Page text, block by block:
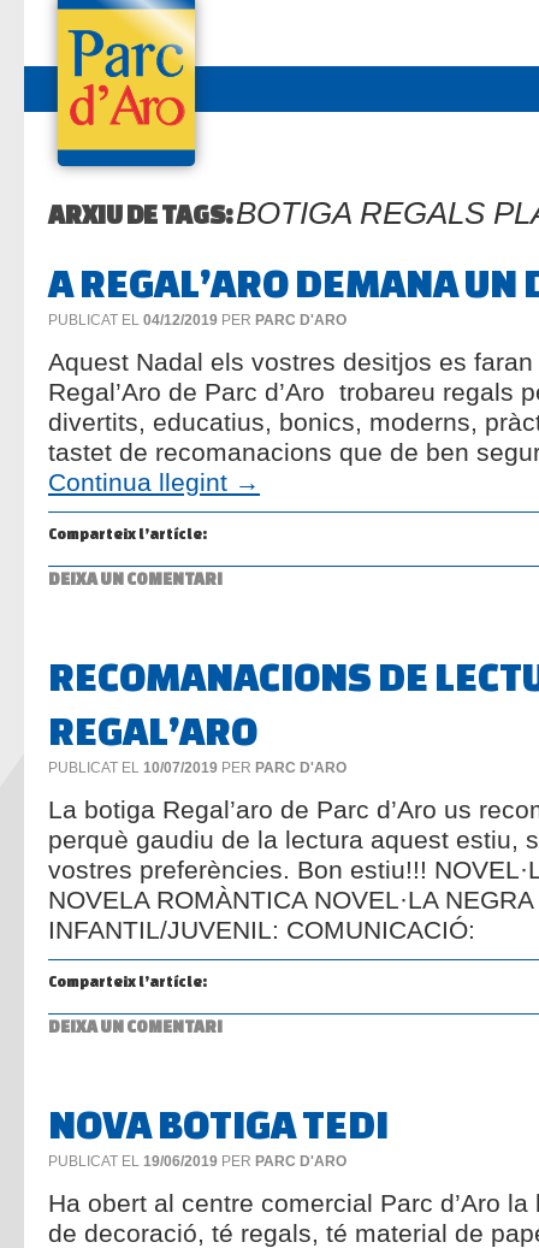
ARXIU DE TAGS:BOTIGA REGALS
A REGAL’ARO DEMANA UN
PUBLICAT EL 04/12/2019 PER PARC D'ARO
Aquest Nadal els vostres desitjos es
Regal’Aro de Parc d’Aro trobareu regals
divertits, educatius, bonics, moderns,
tastet de recomanacions que de ben
Continua llegint →
Comparteix l’artícle:
DEIXA UN COMENTARI
RECOMANACIONS DE
REGAL’ARO
PUBLICAT EL 10/07/2019 PER PARC D'ARO
La botiga Regal’aro de Parc d’Aro us
perquè gaudiu de la lectura aquest estiu,
vostres preferències. Bon estiu!!!
NOVELA ROMÀNTICA NOVEL·LA
INFANTIL/JUVENIL: COMUNICACIÓ:
Comparteix l’artícle:
DEIXA UN COMENTARI
NOVA BOTIGA TEDI
PUBLICAT EL 19/06/2019 PER PARC D'ARO
Ha obert al centre comercial Parc d’Aro
de decoració, té regals, té material de